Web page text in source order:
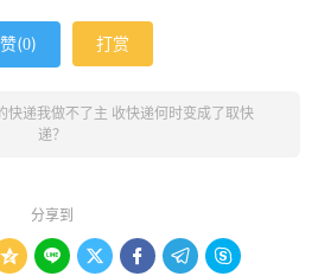
赞(0) 打赏
快递我做不了主 收快递何时变成了取快
递？
分享到
     